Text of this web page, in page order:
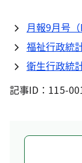
月報9月号（
福祉行政統
衛生行政統
記事ID：115-